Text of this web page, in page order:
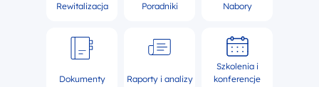
Rewitalizacja Poradniki Nabory
Dokumenty Raporty i analizy
Szkolenia i
konferencje